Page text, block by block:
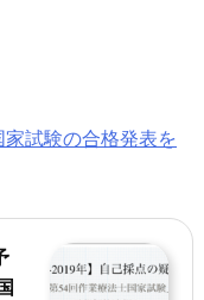
家試験の合格発表を